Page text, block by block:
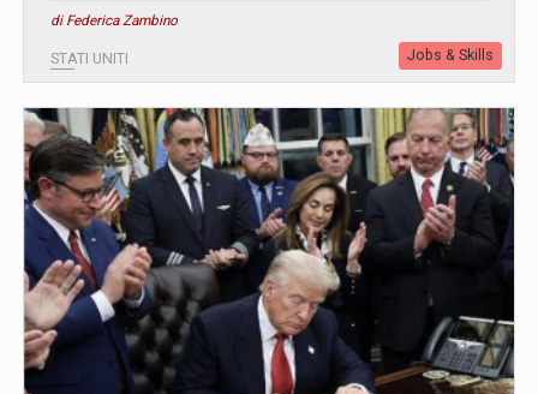
di Federica Zambino
STATI UNITI Jobs & Skills